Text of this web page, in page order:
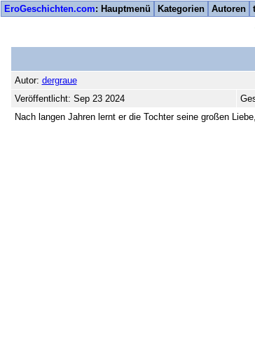
EroGeschichten.com: Hauptmenü Kategorien Autoren
Autor: dergraue
Veröffentlicht: Sep 23 2024
Nach langen Jahren lernt er die Tochter seine großen